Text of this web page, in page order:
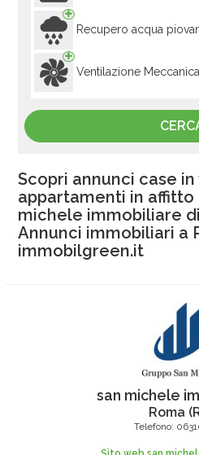
Recupero acqua
Ventilazione Meccanica
Scopri annunci case
appartamenti in affitto
michele immobiliare
Annunci immobiliari a
immobilgreen.it
san michele
Roma (
Telefono: